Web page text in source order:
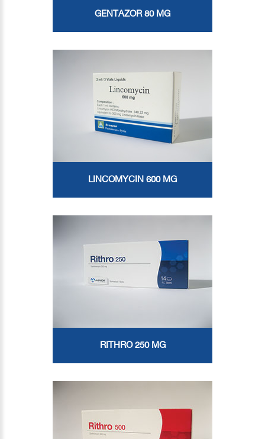
GENTAZOR 80 MG
LINCOMYCIN 600 MG
RITHRO 250 MG